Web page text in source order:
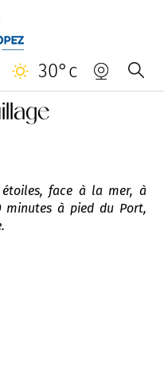
30°c
face à la mer, à
minutes à pied du Port,